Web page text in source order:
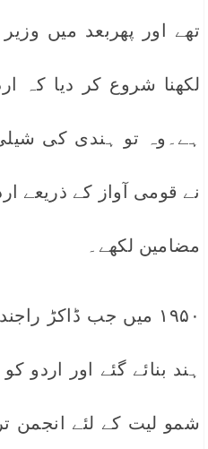
تھے اور پھربعد میں
لکھنا شروع کر دیا کہ
ہے۔وہ تو ہندی کی
نے قومی آواز کے ذریعے
مضامین لکھے۔
۱۹۵۰ میں جب ڈاکڑ
ہند بنائے گئے اور اردو
شمو لیت کے لئے انجمن